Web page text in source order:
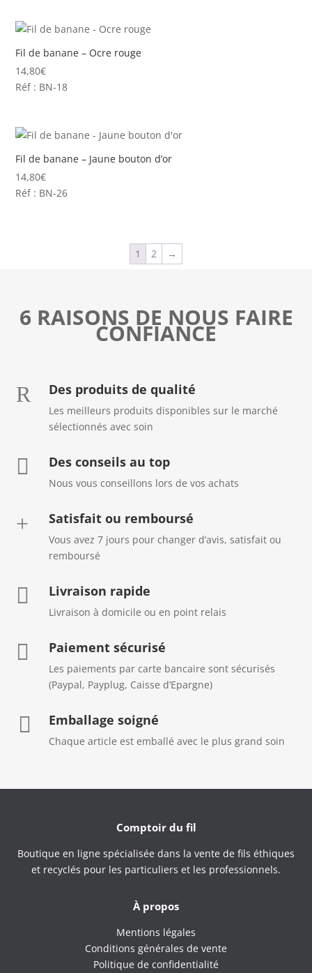
Fil de banane – Ocre rouge
14,80€
Réf : BN-18
Fil de banane – Jaune bouton d’or
14,80€
Réf : BN-26
1 2 →
6 RAISONS DE NOUS FAIRE
CONFIANCE
R Des produits de qualité
Les meilleurs produits disponibles sur le marché
sélectionnés avec soin
 Des conseils au top
Nous vous conseillons lors de vos achats
+ Satisfait ou remboursé
Vous avez 7 jours pour changer d’avis, satisfait ou
remboursé
 Livraison rapide
Livraison à domicile ou en point relais
 Paiement sécurisé
Les paiements par carte bancaire sont sécurisés
(Paypal, Payplug, Caisse d’Epargne)
 Emballage soigné
Chaque article est emballé avec le plus grand soin
Comptoir du fil
Boutique en ligne spécialisée dans la vente de fils éthiques
et recyclés pour les particuliers et les professionnels.
À propos
Mentions légales
Conditions générales de vente
Politique de confidentialité